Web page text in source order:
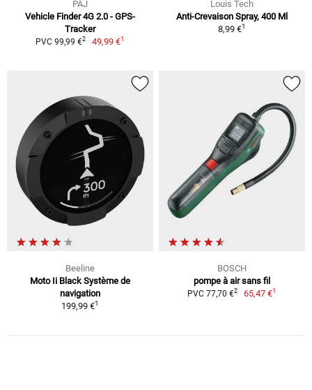
PAJ
Vehicle Finder 4G 2.0 - GPS-
Tracker
PVC 99,99 €2 49,99 €1
Louis Tech
Anti-Crevaison Spray, 400 Ml
8,99 €1
Beeline
Moto Ii Black Système de
navigation
199,99 €1
BOSCH
pompe à air sans fil
PVC 77,70 €2 65,47 €1